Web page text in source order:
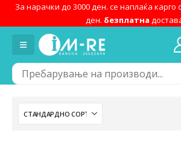
За нарачки до 3000 ден. се наплаќа карго
ден. безплатна